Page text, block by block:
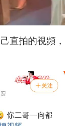
直拍的視頻，